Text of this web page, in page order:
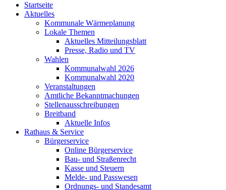
Startseite
Aktuelles
Kommunale Wärmeplanung
Lokale Themen
Aktuelles Mitteilungsblatt
Presse, Radio und TV
Wahlen
Kommunalwahl 2026
Kommunalwahl 2020
Veranstaltungen
Amtliche Bekanntmachungen
Stellenausschreibungen
Breitband
Aktuelle Infos
Rathaus & Service
Bürgerservice
Online Bürgerservice
Bau- und Straßenrecht
Kasse und Steuern
Melde- und Passwesen
Ordnungs- und Standesamt